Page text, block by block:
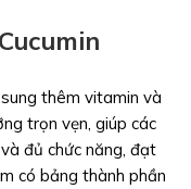
thêm vitamin và
trọn vẹn, giúp các
đủ chức năng, đạt
có bảng thành phần